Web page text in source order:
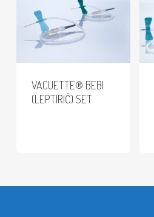
VACUETTE® BEBI
(LEPTIRIĆ) SET